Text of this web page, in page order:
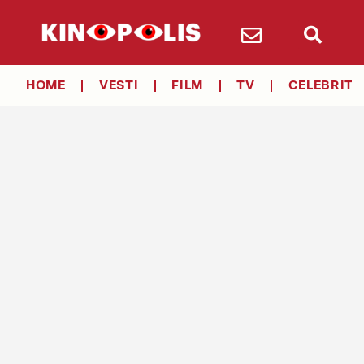
HOME VESTI FILM TV CELEBRITY